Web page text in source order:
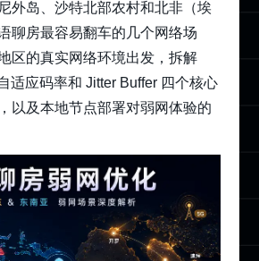
外岛、沙特北部农村和北非（埃
聊房最容易翻车的几个网络场
区的真实网络环境出发，拆解
适应码率和 Jitter Buffer 四个核心
以及本地节点部署对弱网体验的